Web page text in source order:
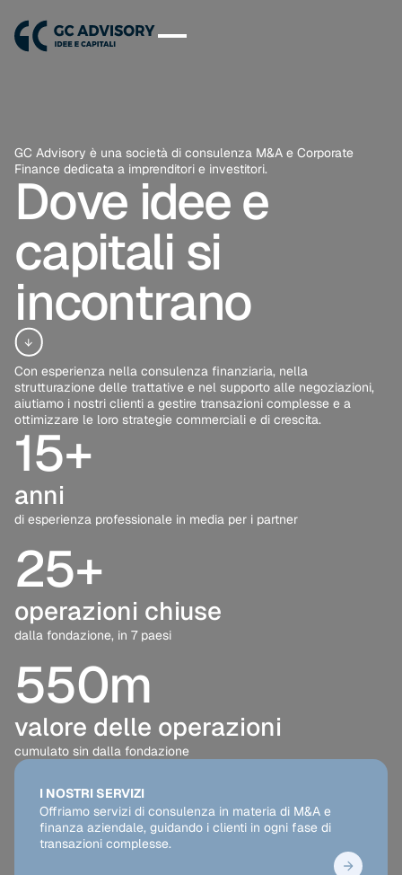
GC Advisory è una società di consulenza M&A e Corporate
Finance dedicata a imprenditori e investitori.
Dove idee e
capitali si
incontrano
Con esperienza nella consulenza finanziaria, nella
strutturazione delle trattative e nel supporto alle negoziazioni,
aiutiamo i nostri clienti a gestire transazioni complesse e a
ottimizzare le loro strategie commerciali e di crescita.
15+
anni
di esperienza professionale in media per i partner
25+
operazioni chiuse
dalla fondazione, in 7 paesi
550m
valore delle operazioni
cumulato sin dalla fondazione
I NOSTRI SERVIZI
Offriamo servizi di consulenza in materia di M&A e
finanza aziendale, guidando i clienti in ogni fase di
transazioni complesse.